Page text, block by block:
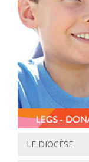
LE DIOCÈSE